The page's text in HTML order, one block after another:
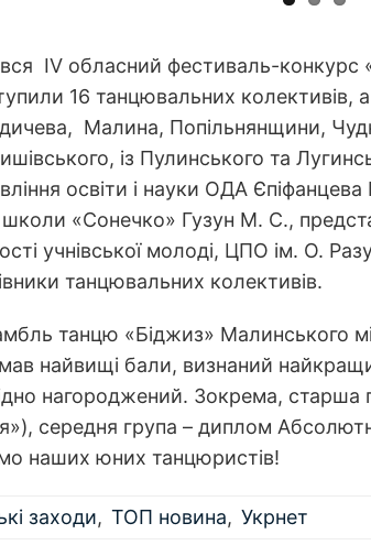
IV обласний фестиваль-конкурс
16 танцювальних колективів, а
Малина, Попільнянщини,
із Пулинського та
освіти і науки ОДА
школи «Сонечко» Гузун М. С.,
учнівської молоді, ЦПО ім. О.
танцювальних колективів.
танцю «Біджиз» Малинського
найвищі бали, визнаний
нагороджений. Зокрема,
середня група – диплом
наших юних танцюристів!
заходи ТОП новина Укрнет